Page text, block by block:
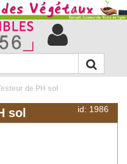
de PH sol
id: 1986
sol